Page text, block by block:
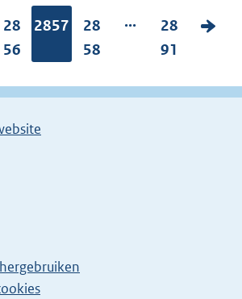
P
a
i
n
28
56
Pagina:
2857
P
a
i
28
58
...
P
a
i
28
91
V
g